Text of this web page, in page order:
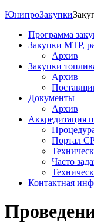
ЮнипроЗакупки
Программа
Закупки МТР,
Архив
Закупки
Архив
Документы
Архив
Аккредитация
Портал
Часто
Контактная